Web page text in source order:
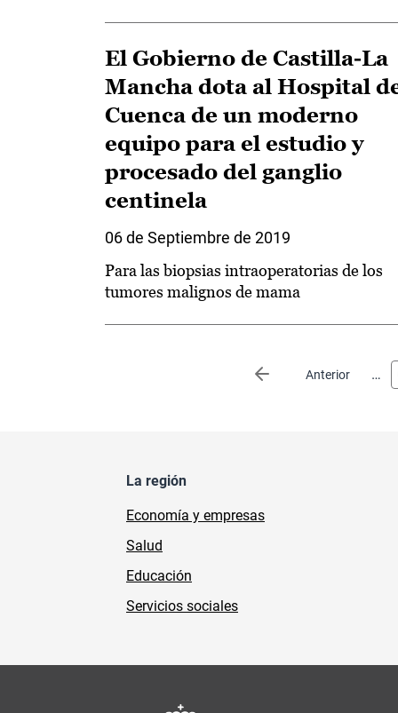
El Gobierno de Castilla-La
Mancha dota al Hospital
Cuenca de un moderno
equipo para el estudio y
procesado del ganglio
centinela
06 de Septiembre de 2019
Para las biopsias intraoperatorias de los
tumores malignos de mama
Anterior
Página anterior …
La región
Economía y empresas
Salud
Educación
Servicios sociales